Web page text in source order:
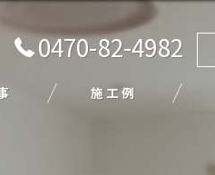
0470-82-4982
施工例